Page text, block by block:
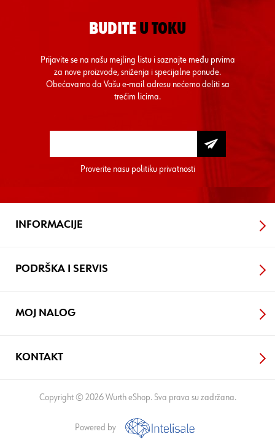
BUDITE U TOKU
Prijavite se na našu mejling listu i saznajte među prvima
za nove proizvode, sniženja i specijalne ponude.
Obećavamo da Vašu e-mail adresu nećemo deliti sa
trećim licima.
Proverite nasu politiku privatnosti
INFORMACIJE
PODRŠKA I SERVIS
MOJ NALOG
KONTAKT
Copyright © 2026 Wurth eShop. Sva prava su zadržana.
Powered by